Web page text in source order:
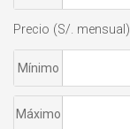
Precio (S/. mensual)
Mínimo
Máximo